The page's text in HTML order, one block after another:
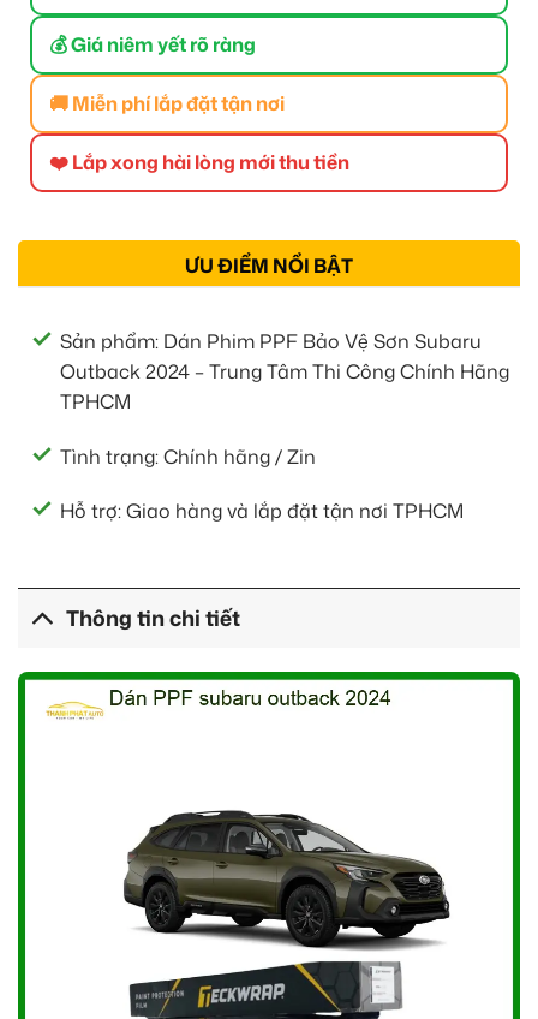
💰 Giá niêm yết rõ ràng
🚚 Miễn phí lắp đặt tận nơi
❤️ Lắp xong hài lòng mới thu tiền
ƯU ĐIỂM NỔI BẬT
Sản phẩm: Dán Phim PPF Bảo Vệ Sơn Subaru
Outback 2024 – Trung Tâm Thi Công Chính Hãng
TPHCM
Tình trạng: Chính hãng / Zin
Hỗ trợ: Giao hàng và lắp đặt tận nơi TPHCM
Thông tin chi tiết